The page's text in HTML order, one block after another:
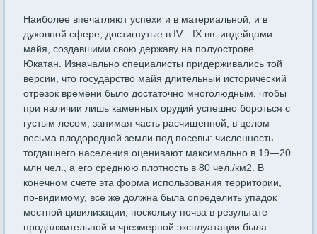
Наиболее впечатляют успехи и в материальной, и в
духовной сфере, достигнутые в IV—IX вв. индейцами
майя, создавшими свою державу на полуострове
Юкатан. Изначально специалисты придер­живались той
версии, что государство майя длительный историче­ский
отрезок времени было достаточно многолюдным, чтобы
при наличии лишь каменных орудий успешно бороться с
густым лесом, занимая часть расчищенной, в целом
весьма плодородной земли под посевы: численность
тогдашнего населения оценивают макси­мально в 19—20
млн чел., а его среднюю плотность в 80 чел./км2. В
конечном счете эта форма использования территории,
по-видимо­му, все же должна была определить упадок
местной цивилизации, поскольку почва в результате
продолжительной и чрезмерной экс­плуатации была